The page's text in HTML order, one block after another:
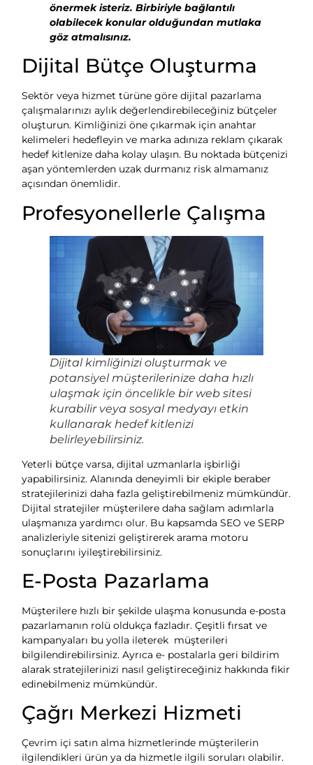
önermek isteriz. Birbiriyle bağlantılı
olabilecek konular olduğundan mutlaka
göz atmalısınız.
Dijital Bütçe Oluşturma
Sektör veya hizmet türüne göre dijital pazarlama
çalışmalarınızı aylık değerlendirebileceğiniz bütçeler
oluşturun. Kimliğinizi öne çıkarmak için anahtar
kelimeleri hedefleyin ve marka adınıza reklam çıkarak
hedef kitlenize daha kolay ulaşın. Bu noktada bütçenizi
aşan yöntemlerden uzak durmanız risk almamanız
açısından önemlidir.
Profesyonellerle Çalışma
Dijital kimliğinizi oluşturmak ve
potansiyel müşterilerinize daha hızlı
ulaşmak için öncelikle bir web sitesi
kurabilir veya sosyal medyayı etkin
kullanarak hedef kitlenizi
belirleyebilirsiniz.
Yeterli bütçe varsa, dijital uzmanlarla işbirliği
yapabilirsiniz. Alanında deneyimli bir ekiple beraber
stratejilerinizi daha fazla geliştirebilmeniz mümkündür.
Dijital stratejiler müşterilere daha sağlam adımlarla
ulaşmanıza yardımcı olur. Bu kapsamda SEO ve SERP
analizleriyle sitenizi geliştirerek arama motoru
sonuçlarını iyileştirebilirsiniz.
E-Posta Pazarlama
Müşterilere hızlı bir şekilde ulaşma konusunda e-posta
pazarlamanın rolü oldukça fazladır. Çeşitli fırsat ve
kampanyaları bu yolla ileterek müşterileri
bilgilendirebilirsiniz. Ayrıca e- postalarla geri bildirim
alarak stratejilerinizi nasıl geliştireceğiniz hakkında fikir
edinebilmeniz mümkündür.
Çağrı Merkezi Hizmeti
Çevrim içi satın alma hizmetlerinde müşterilerin
ilgilendikleri ürün ya da hizmetle ilgili soruları olabilir.